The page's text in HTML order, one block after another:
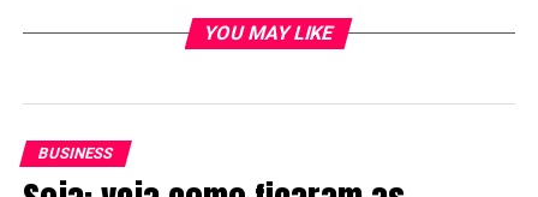
um laticínio e uma granja de ovos.
Canal Rural no Google News!
YOU MAY LIKE
BUSINESS